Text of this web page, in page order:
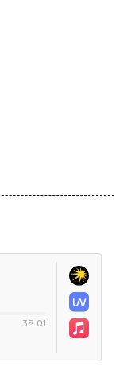
38:01